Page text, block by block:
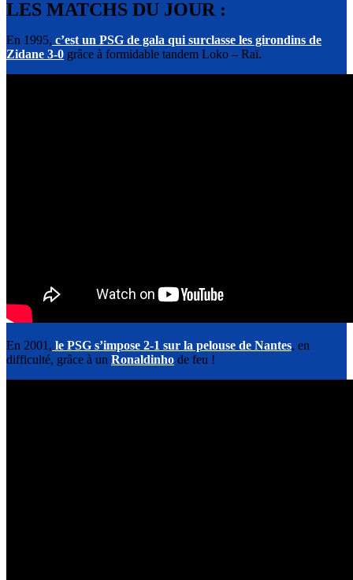
LES MATCHS DU JOUR :
En 1995, c’est un PSG de gala qui surclasse les girondins de
Zidane 3-0 grâce à formidable tandem Loko – Raï.
En 2001, le PSG s’impose 2-1 sur la pelouse de Nantes, en
difficulté, grâce à un Ronaldinho de feu !